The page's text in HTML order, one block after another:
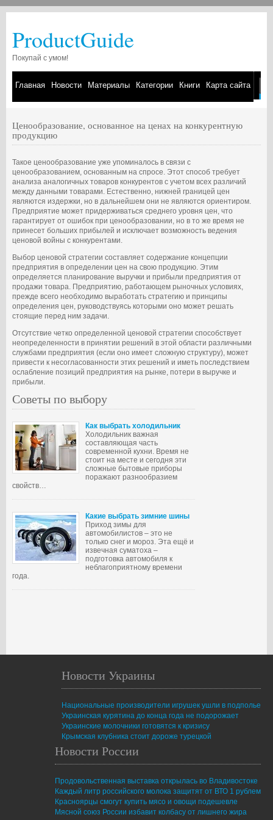
ProductGuide
Покупай с умом!
Главная Новости Материалы Категории Книги Карта сайта
Ценообразование, основанное на ценах на конкурентную
продукцию
Такое ценообразование уже упоминалось в связи с
ценообразованием, основанным на спросе. Этот способ требует
анализа аналогичных товаров конкурентов с учетом всех различий
между данными товарами. Естественно, нижней границей цен
являются издержки, но в дальнейшем они не являются ориентиром.
Предприятие может придерживаться среднего уровня цен, что
гарантирует от ошибок при ценообразовании, но в то же время не
принесет больших прибылей и исключает возможность ведения
ценовой войны с конкурентами.
Выбор ценовой стратегии составляет содержание концепции
предприятия в определении цен на свою продукцию. Этим
определяется планирование выручки и прибыли предприятия от
продажи товара. Предприятию, работающем рыночных условиях,
прежде всего необходимо выработать стратегию и принципы
определения цен, руководствуясь которыми оно может решать
стоящие перед ним задачи.
Отсутствие четко определенной ценовой стратегии способствует
неопределенности в принятии решений в этой области различными
службами предприятия (если оно имеет сложную структуру), может
привести к несогласованности этих решений и иметь последствием
ослабление позиций предприятия на рынке, потери в выручке и
прибыли.
Советы по выбору
Как выбрать холодильник
Холодильник важная
составляющая часть
современной кухни. Время не
стоит на месте и сегодня эти
сложные бытовые приборы
поражают разнообразием
свойств…
Какие выбрать зимние шины
Приход зимы для
автомобилистов – это не
только снег и мороз. Эта ещё и
извечная суматоха –
подготовка автомобиля к
неблагоприятному времени
года.
Новости Украины
Национальные производители игрушек ушли в подполье
Украинская курятина до конца года не подорожает
Украинские молочники готовятся к кризису
Крымская клубника стоит дороже турецкой
Новости России
Продовольственная выставка открылась во Владивостоке
Каждый литр российского молока защитят от ВТО 1 рублем
Красноярцы смогут купить мясо и овощи подешевле
Мясной союз России избавит колбасу от лишнего жира